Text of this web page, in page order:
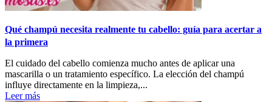
Qué champú necesita realmente tu cabello: guía para acertar a
la primera
El cuidado del cabello comienza mucho antes de aplicar una
mascarilla o un tratamiento específico. La elección del champú
influye directamente en la limpieza,...
Leer más